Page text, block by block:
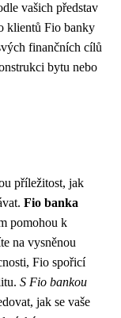
vašich představ
klientů Fio banky
finančních cílů
bytu nebo
příležitost, jak
Fio banka
pomohou k
na vysněnou
Fio spořicí
S Fio bankou
jak se vaše